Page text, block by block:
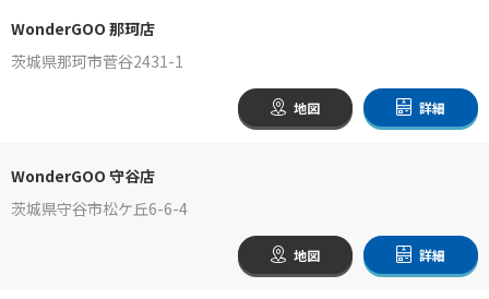
WonderGOO 那珂店
茨城県那珂市菅谷2431-1
地図 詳細
WonderGOO 守谷店
茨城県守谷市松ケ丘6-6-4
地図 詳細